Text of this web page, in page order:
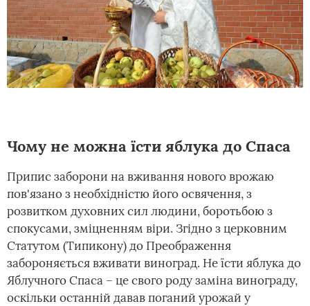
Чому не можна їсти яблука до Спаса
Припис заборони на вживання нового врожаю
пов'язано з необхідністю його освячення, з
розвитком духовних сил людини, боротьбою з
спокусами, зміцненням віри. Згідно з церковним
Статутом (Типикону) до Преображення
забороняється вживати виноград. Не їсти яблука до
Яблучного Спаса – це свого роду заміна винограду,
оскільки останній давав поганий урожай у